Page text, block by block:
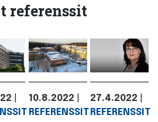
referenssit
10.8.2022
REFERENSSIT
27.4.2022
REFERENSSIT